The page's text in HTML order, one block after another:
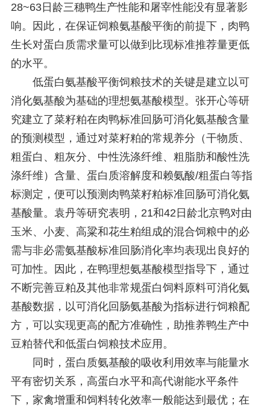
28~63日龄三穗鸭生产性能和屠宰性能没有显著影
响。因此，在保证饲粮氨基酸平衡的前提下，肉鸭
生长对蛋白质需求量可以做到比现标准推荐量更低
的水平。
低蛋白氨基酸平衡饲粮技术的关键是建立以可
消化氨基酸为基础的理想氨基酸模型。张开心等研
究建立了菜籽粕在肉鸭标准回肠可消化氨基酸含量
的预测模型，通过对菜籽粕的常规养分（干物质、
粗蛋白、粗灰分、中性洗涤纤维、粗脂肪和酸性洗
涤纤维）含量、蛋白质溶解度和赖氨酸/粗蛋白等指
标测定，便可以预测肉鸭菜籽粕标准回肠可消化氨
基酸量。袁丹等研究表明，21和42日龄北京鸭对由
玉米、小麦、高粱和花生粕组成的混合饲粮中的必
需与非必需氨基酸标准回肠消化率均表现出良好的
可加性。因此，在鸭理想氨基酸模型指导下，通过
不断完善豆粕及其他非常规蛋白饲料原料可消化氨
基酸数据，以可消化回肠氨基酸为指标进行饲粮配
方，可以实现更高的配方准确性，助推养鸭生产中
豆粕替代和低蛋白饲粮技术应用。
同时，蛋白质氨基酸的吸收利用效率与能量水
平有密切关系，高蛋白水平和高代谢能水平条件
下，家禽增重和饲料转化效率一般能达到最优；在